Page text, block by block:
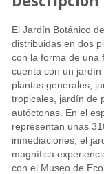
El Jardín Botánico
distribuidas en dos
con la forma de una
cuenta con un
plantas generales,
tropicales, jardín de
autóctonas. En el
representan unas
inmediaciones, el
magnífica
con el Museo de